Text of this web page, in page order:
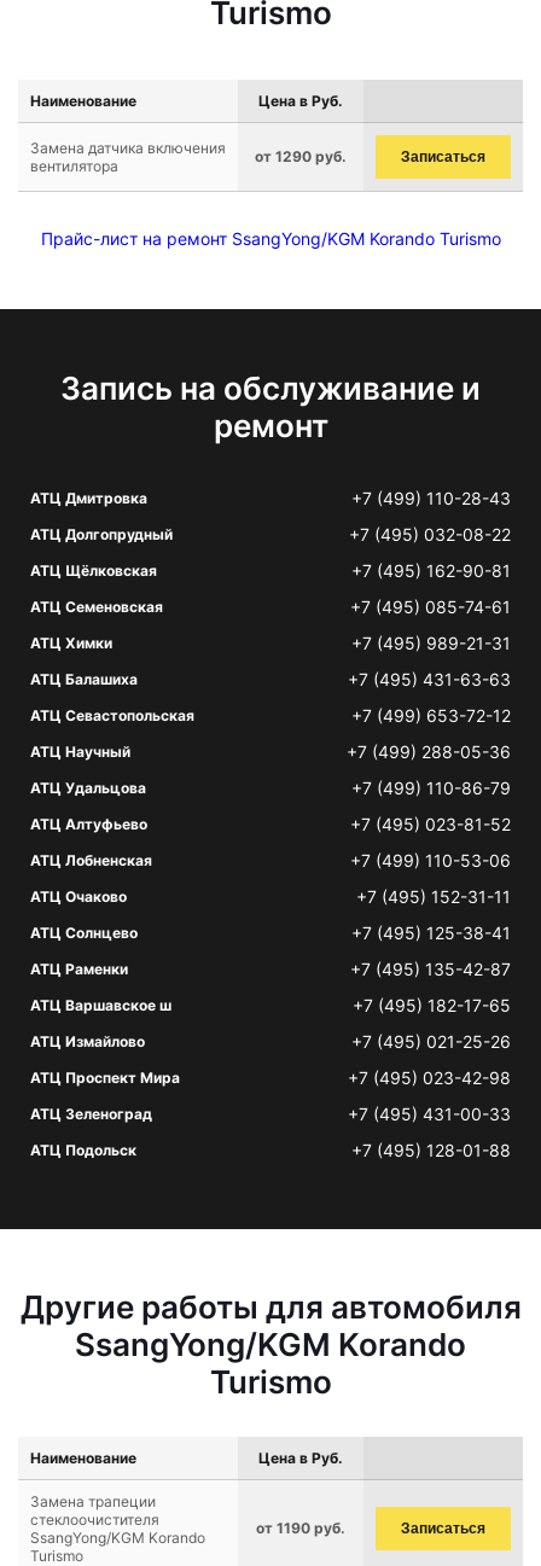
Turismo
Наименование Цена в Руб.
Замена датчика включения
вентилятора
от 1290 руб. Записаться
Прайс-лист на ремонт SsangYong/KGM Korando Turismo
Запись на обслуживание и
ремонт
АТЦ Дмитровка +7 (499) 110-28-43
АТЦ Долгопрудный +7 (495) 032-08-22
АТЦ Щёлковская +7 (495) 162-90-81
АТЦ Семеновская +7 (495) 085-74-61
АТЦ Химки +7 (495) 989-21-31
АТЦ Балашиха +7 (495) 431-63-63
АТЦ Севастопольская +7 (499) 653-72-12
АТЦ Научный +7 (499) 288-05-36
АТЦ Удальцова +7 (499) 110-86-79
АТЦ Алтуфьево +7 (495) 023-81-52
АТЦ Лобненская +7 (499) 110-53-06
АТЦ Очаково +7 (495) 152-31-11
АТЦ Солнцево +7 (495) 125-38-41
АТЦ Раменки +7 (495) 135-42-87
АТЦ Варшавское ш +7 (495) 182-17-65
АТЦ Измайлово +7 (495) 021-25-26
АТЦ Проспект Мира +7 (495) 023-42-98
АТЦ Зеленоград +7 (495) 431-00-33
АТЦ Подольск +7 (495) 128-01-88
Другие работы для автомобиля
SsangYong/KGM Korando
Turismo
Наименование Цена в Руб.
Замена трапеции
стеклоочистителя
SsangYong/KGM Korando
Turismo
от 1190 руб. Записаться